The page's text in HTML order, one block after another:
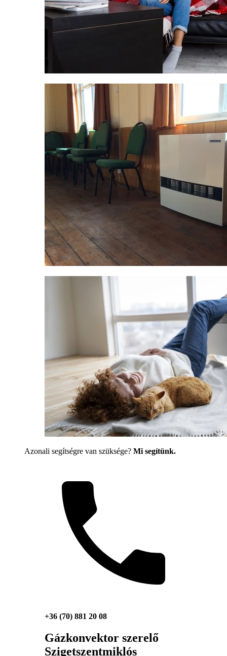
Azonali segítségre van szüksége? Mi segítünk.
+36 (70) 881 20 08
Gázkonvektor szerelő
Szigetszentmiklós